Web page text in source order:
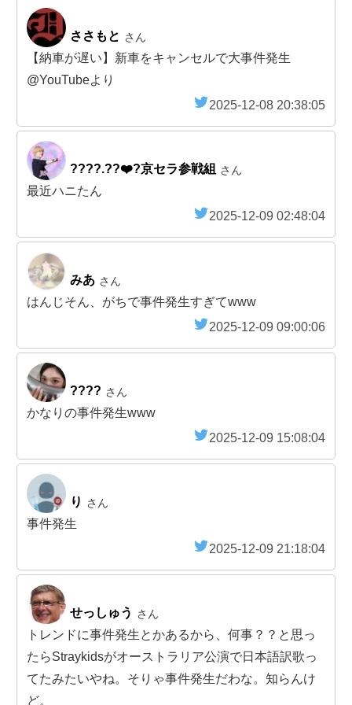
ささもと さん
【納車が遅い】新車をキャンセルで大事件発生
@YouTubeより
2025-12-08 20:38:05
????.??❤️‍?京セラ参戦組 さん
最近ハニたん
2025-12-09 02:48:04
みあ さん
はんじそん、がちで事件発生すぎてwww
2025-12-09 09:00:06
???? さん
かなりの事件発生www
2025-12-09 15:08:04
り さん
事件発生
2025-12-09 21:18:04
せっしゅう さん
トレンドに事件発生とかあるから、何事？？と思っ
たらStraykidsがオーストラリア公演で日本語訳歌っ
てたみたいやね。そりゃ事件発生だわな。知らんけ
ど。